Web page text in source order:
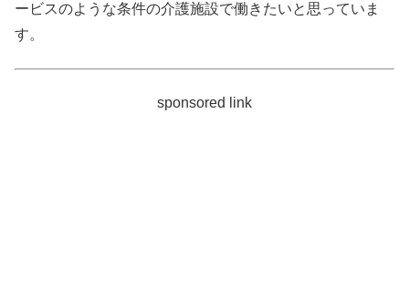
ービスのような条件の介護施設で働きたいと思っていま
す。
sponsored link